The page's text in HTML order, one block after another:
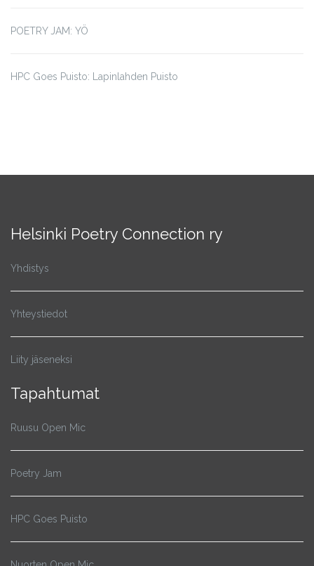
POETRY JAM: YÖ
HPC Goes Puisto: Lapinlahden Puisto
Helsinki Poetry Connection ry
Yhdistys
Yhteystiedot
Liity jäseneksi
Tapahtumat
Ruusu Open Mic
Poetry Jam
HPC Goes Puisto